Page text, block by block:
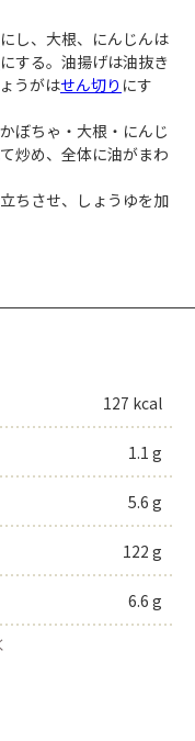
にし、大根、にんじんは
にする。油揚げは油抜き
うがはせん切り にす
ぼちゃ・大根・にんじ
炒め、全体に油がまわ
ちさせ、しょうゆを加
127 kcal
1.1 g
5.6 g
122 g
6.6 g